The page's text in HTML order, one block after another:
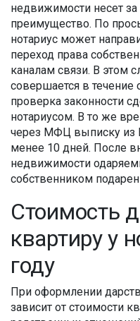
недвижимости несет
преимущество. По
нотариус может
переход права
каналам связи. В этом
совершается в течение
проверка законности
нотариусом. В то же
через МФЦ выписку из
менее 10 дней. После
недвижимости
собственником
Стоимость
квартиру у
году
При оформлении
зависит от стоимости